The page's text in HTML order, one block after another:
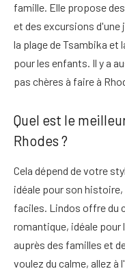
famille. Elle propose
et des excursions
la plage de Tsambika et
pour les enfants. Il y a
pas chères à faire à
Quel est le
Rhodes ?
Cela dépend de votre
idéale pour son
faciles. Lindos offre du
romantique, idéale
auprès des familles et
voulez du calme, allez à